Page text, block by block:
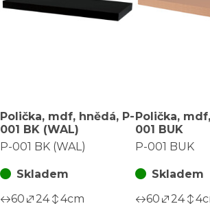
Polička, mdf, hnědá, P-
001 BK (WAL)
P-001 BK (WAL)
Skladem
60
24 4cm
Polička,
001 BUK
P-001 BUK
Skladem
60
24 4